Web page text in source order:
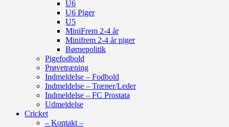
U6
U6 Piger
U5
MiniFrem 2-4 år
Minifrem 2-4 år piger
Børnepolitik
Pigefodbold
Prøvetræning
Indmeldelse – Fodbold
Indmeldelse – Træner/Leder
Indmeldelse – FC Prostata
Udmeldelse
Cricket
– Kontakt –